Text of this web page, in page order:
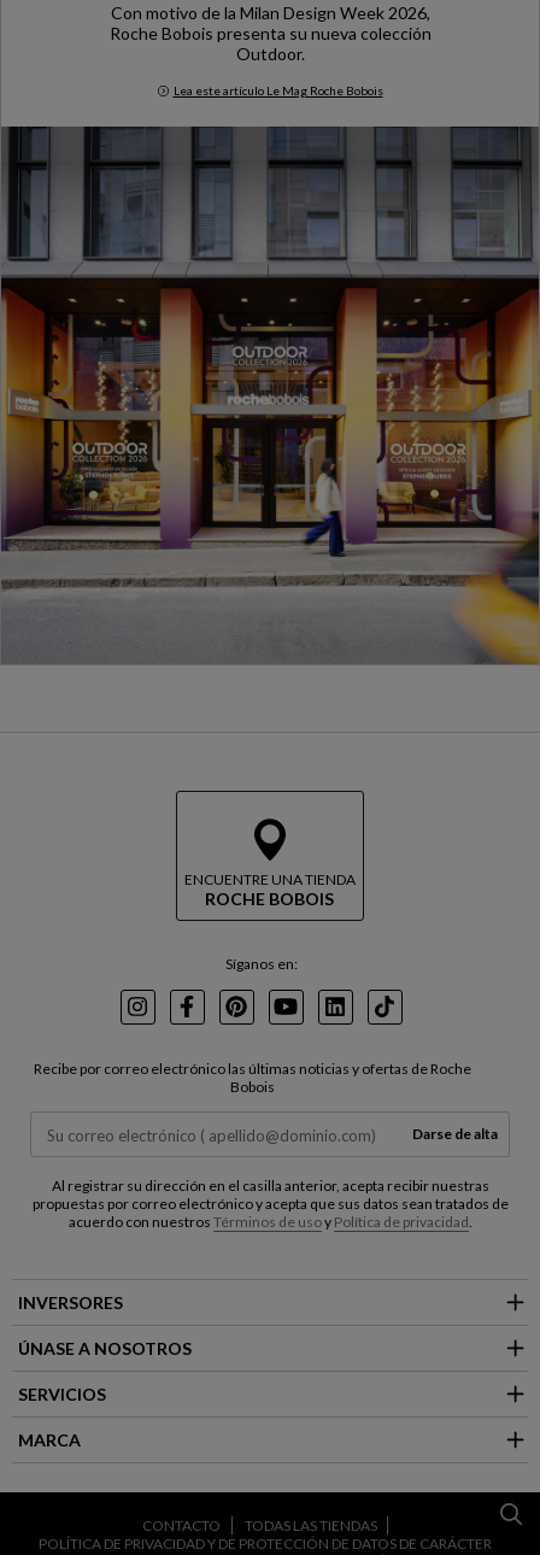
Con motivo de la Milan Design Week 2026,
Roche Bobois presenta su nueva colección
Outdoor.
Lea este artículo Le Mag Roche Bobois
Milan Design Week 2026
ENCUENTRE UNA TIENDA
ROCHE BOBOIS
Síganos en:
InstagramFacebookPinterest
YoutubeLinkedInTikTok
Recibe por correo electrónico las últimas noticias y ofertas de Roche
Bobois
Darse de alta
Al registrar su dirección en el casilla anterior, acepta recibir nuestras
propuestas por correo electrónico y acepta que sus datos sean tratados de
acuerdo con nuestros Términos de usoy Política de privacidad
INVERSORES
ÚNASE A NOSOTROS
SERVICIOS
MARCA
CONTACTO
TODAS LAS TIENDAS
POLÍTICA DE PRIVACIDAD Y DE PROTECCIÓN DE DATOS DE CARÁCTER